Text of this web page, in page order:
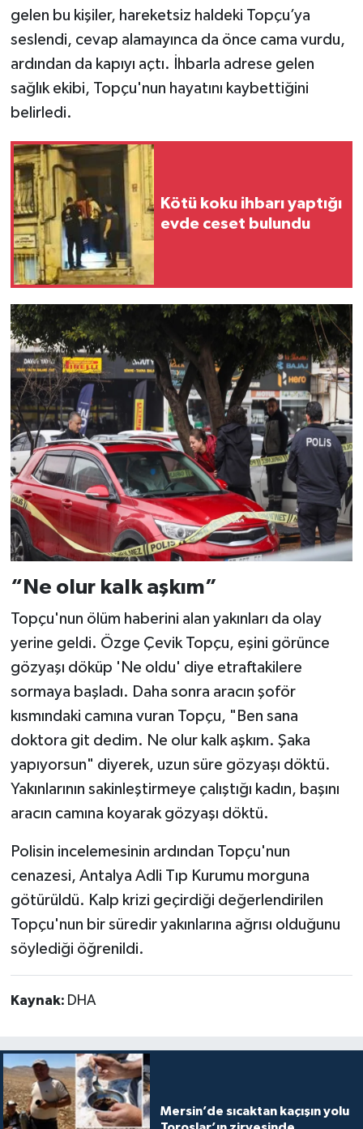
gelen bu kişiler, hareketsiz haldeki Topçu’ya
seslendi, cevap alamayınca da önce cama vurdu,
ardından da kapıyı açtı. İhbarla adrese gelen
sağlık ekibi, Topçu'nun hayatını kaybettiğini
belirledi.
Kötü koku ihbarı yaptığı
evde ceset bulundu
“Ne olur kalk aşkım”
Topçu'nun ölüm haberini alan yakınları da olay
yerine geldi. Özge Çevik Topçu, eşini görünce
gözyaşı döküp 'Ne oldu' diye etraftakilere
sormaya başladı. Daha sonra aracın şoför
kısmındaki camına vuran Topçu, "Ben sana
doktora git dedim. Ne olur kalk aşkım. Şaka
yapıyorsun" diyerek, uzun süre gözyaşı döktü.
Yakınlarının sakinleştirmeye çalıştığı kadın, başını
aracın camına koyarak gözyaşı döktü.
Polisin incelemesinin ardından Topçu'nun
cenazesi, Antalya Adli Tıp Kurumu morguna
götürüldü. Kalp krizi geçirdiği değerlendirilen
Topçu'nun bir süredir yakınlarına ağrısı olduğunu
söylediği öğrenildi.
Kaynak: DHA
Mersin’de sıcaktan kaçışın yolu